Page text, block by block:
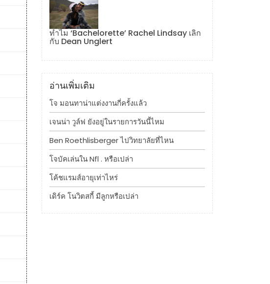
ทำไม ‘Bachelorette’ Rachel Lindsay เลิก
กับ Dean Unglert
อ่านเพิ่มเติม
โจ มอนทาน่าแต่งงานกี่ครั้งแล้ว
เจนน่า วูล์ฟ ยังอยู่ในรายการวันนี้ไหม
Ben Roethlisberger ไปวิทยาลัยที่ไหน
โจบัคเล่นใน Nfl . หรือเปล่า
โค้ชแรมส์อายุเท่าไหร่
เดิร์ค โนวิตสกี้ มีลูกหรือเปล่า